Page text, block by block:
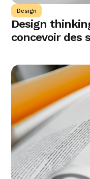
Design
Design
concevoir des